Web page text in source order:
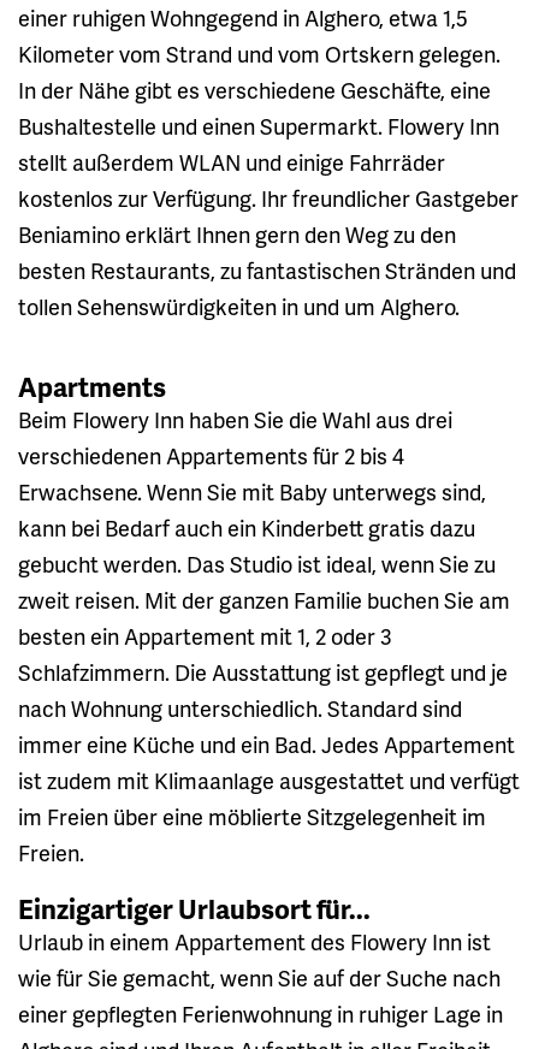
einer ruhigen Wohngegend in Alghero, etwa 1,5
Kilometer vom Strand und vom Ortskern gelegen.
In der Nähe gibt es verschiedene Geschäfte, eine
Bushaltestelle und einen Supermarkt. Flowery Inn
stellt außerdem WLAN und einige Fahrräder
kostenlos zur Verfügung. Ihr freundlicher Gastgeber
Beniamino erklärt Ihnen gern den Weg zu den
besten Restaurants, zu fantastischen Stränden und
tollen Sehenswürdigkeiten in und um Alghero.
Apartments
Beim Flowery Inn haben Sie die Wahl aus drei
verschiedenen Appartements für 2 bis 4
Erwachsene. Wenn Sie mit Baby unterwegs sind,
kann bei Bedarf auch ein Kinderbett gratis dazu
gebucht werden. Das Studio ist ideal, wenn Sie zu
zweit reisen. Mit der ganzen Familie buchen Sie am
besten ein Appartement mit 1, 2 oder 3
Schlafzimmern. Die Ausstattung ist gepflegt und je
nach Wohnung unterschiedlich. Standard sind
immer eine Küche und ein Bad. Jedes Appartement
ist zudem mit Klimaanlage ausgestattet und verfügt
im Freien über eine möblierte Sitzgelegenheit im
Freien.
Einzigartiger Urlaubsort für...
Urlaub in einem Appartement des Flowery Inn ist
wie für Sie gemacht, wenn Sie auf der Suche nach
einer gepflegten Ferienwohnung in ruhiger Lage in